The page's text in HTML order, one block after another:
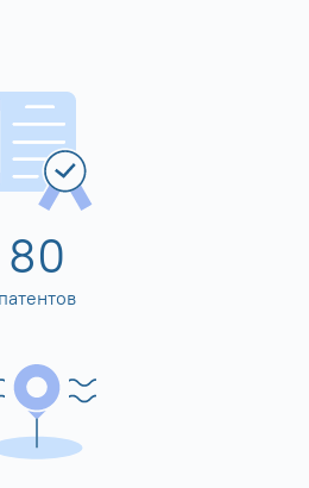
80
патентов